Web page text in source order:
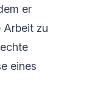
er
Arbeit zu
eines